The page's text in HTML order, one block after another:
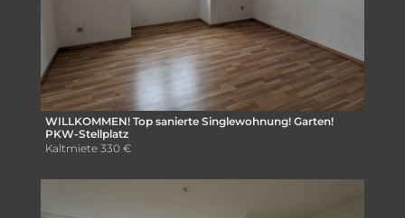
WILLKOMMEN! Top sanierte Singlewohnung! Garten!
PKW-Stellplatz
Kaltmiete 330 €